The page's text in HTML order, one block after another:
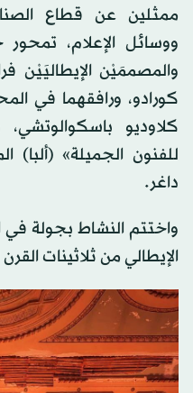
ممثلين عن قطاع
ووسائل الإعلام،
والمصممَيْن الإيطاليَيْن
كورادو، ورافقهما في
كلاوديو باسكوالوتشي،
للفنون الجميلة»
داغر.
واختتم النشاط بجولة
الإيطالي من ثلاثينات